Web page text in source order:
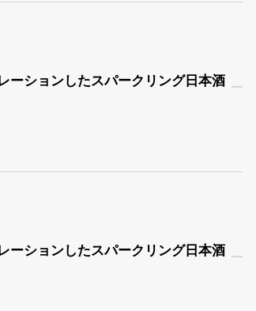
ーションしたスパークリング日本酒
ーションしたスパークリング日本酒